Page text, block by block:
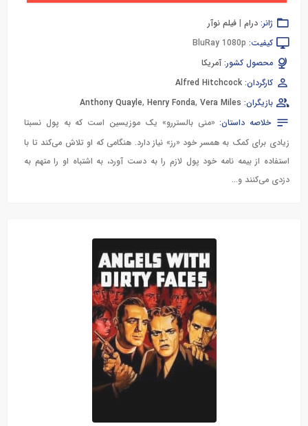
ژانر: درام | فیلم نوآر
کیفیت: BluRay 1080p
محصول کشور: آمریکا
کارگردان: Alfred Hitchcock
بازیگران:
Anthony Quayle, Henry Fonda, Vera Miles
خلاصه داستان:«منی بالستررو» یک موزیسین است که به پول نسبتا
زیادی برای کمک به همسر خود «رز» نیاز دارد. هنگامی که او تلاش می‌کند تا با
استفاده از بیمه نامه خود پول لازم را به دست آورد، به اشتباه او را متهم به
دزدی می‌کنند و...